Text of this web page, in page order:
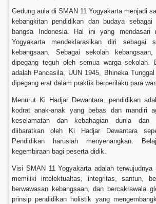
Gedung aula di SMAN 11 Yogyakarta menjadi
kebangkitan pendidikan dan budaya
bangsa Indonesia. Hal ini yang mendasari
Yogyakarta mendeklarasikan diri sebagai
kebangsaan. Sebagai sekolah
dipegang teguh oleh semua warga sekolah.
adalah Pancasila, UUN 1945, Bhineka
dipegang erat dalam praktik berperilaku para
Menurut Ki Hadjar Dewantara, pendidikan
kodrat anak-anak yang bebas dan mandiri
keselamatan dan kebahagian dunia dan
diibaratkan oleh Ki Hadjar Dewantara
Pendidikan haruslah menyenangkan.
kegembiraan bagi peserta didik.
Visi SMAN 11 Yogyakarta adalah terwujudnya
memiliki intelektualtas, integritas, santun,
berwawasan kebangsaan, dan bercakrawala
prinsip pendidikan holistik yang